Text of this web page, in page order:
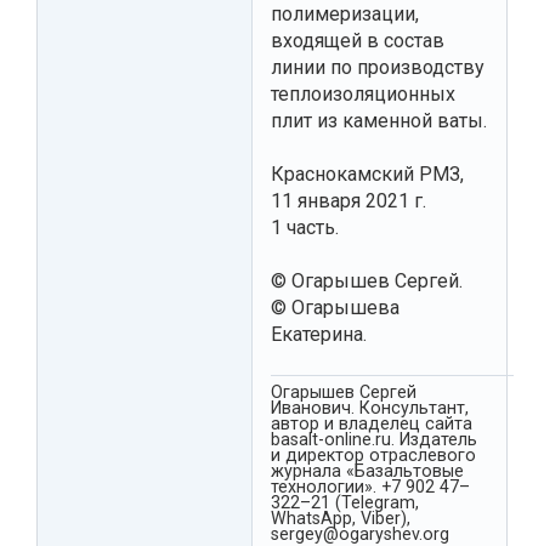
полимеризации,
входящей в состав
линии по производству
теплоизоляционных
плит из каменной ваты.
Краснокамский РМЗ,
11 января 2021 г.
1 часть.
© Огарышев Сергей.
© Огарышева
Екатерина.
Огарышев Сергей
Иванович. Консультант,
автор и владелец сайта
basalt-online.ru. Издатель
и директор отраслевого
журнала «Базальтовые
технологии». +7 902 47–
322–21 (Telegram,
WhatsApp, Viber),
sergey@ogaryshev.org